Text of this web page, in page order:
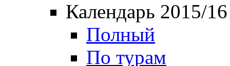
Календарь 2015/16
Полный
По турам